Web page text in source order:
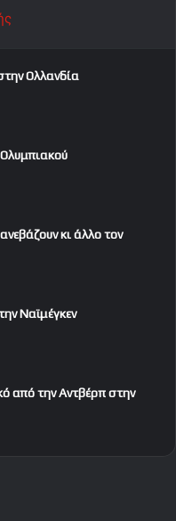
Ολλανδία
κι άλλο τον
Ναϊμέγκεν
από την Αντβέρπ στην